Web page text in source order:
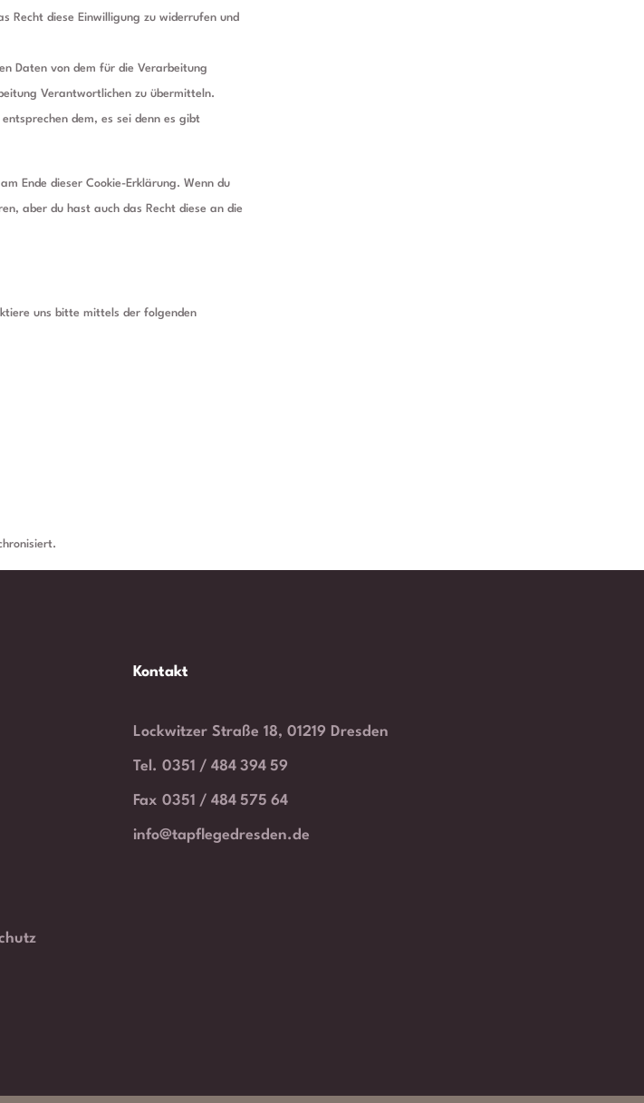
Recht diese Einwilligung zu widerrufen und
Daten von dem für die Verarbeitung
Verantwortlichen zu übermitteln.
dem, es sei denn es gibt
Ende dieser Cookie-Erklärung. Wenn du
aber du hast auch das Recht diese an die
uns bitte mittels der folgenden
Kontakt
Lockwitzer Straße 18, 01219 Dresden
Tel. 0351 / 484 394 59
Fax 0351 / 484 575 64
info@tapflegedresden.de